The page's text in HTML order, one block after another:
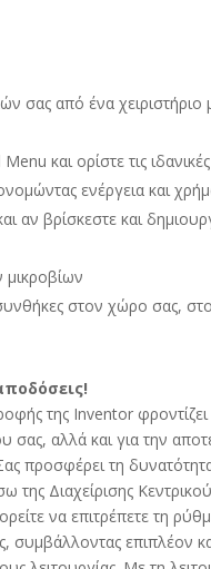
σας από ένα χειριστήριο
και ορίστε τις
ενέργεια και
αν βρίσκεστε και
στον χώρο σας,
της Inventor
αλλά και για την
προσφέρει τη
της Διαχείρισης
να επιτρέπετε τη
συμβάλλοντας επιπλέον